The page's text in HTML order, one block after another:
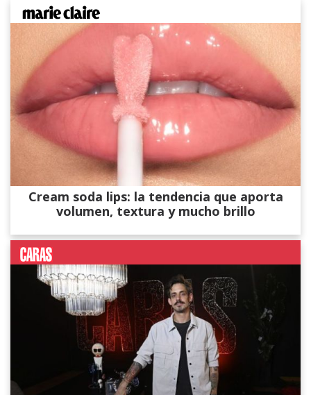
Cream soda lips: la tendencia que aporta
volumen, textura y mucho brillo